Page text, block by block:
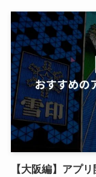
【大阪編】アプ